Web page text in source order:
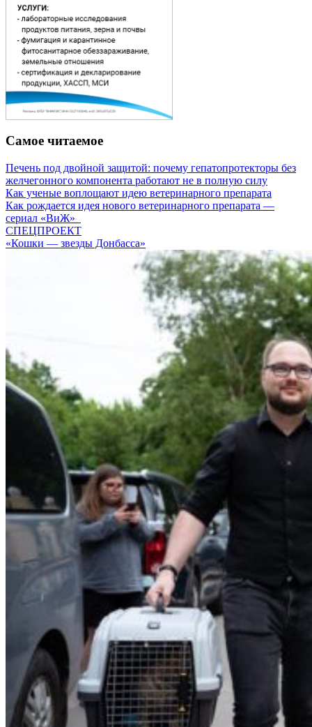
Самое читаемое
Печень под двойной защитой: почему гепатопротекторы без
желчегонного компонента работают не в полную силу
Как ученые воплощают идею ветеринарного препарата
Как рождается идея нового ветеринарного препарата —
сериал «ВиЖ»
СПЕЦПРОЕКТ
«Кошки — звезды Донбасса»